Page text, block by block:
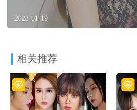
2023-01-19
相关推荐